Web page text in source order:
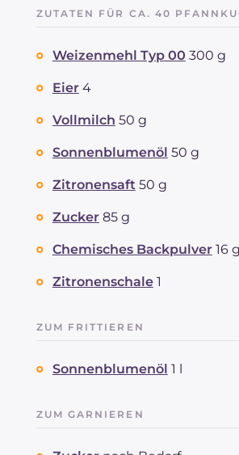
ZUTATEN FÜR CA. 40
Weizenmehl Typ 00 300 g
Eier 4
Vollmilch 50 g
Sonnenblumenöl 50 g
Zitronensaft 50 g
Zucker 85 g
Chemisches Backpulver 16 g
Zitronenschale 1
ZUM FRITTIEREN
Sonnenblumenöl 1 l
ZUM GARNIEREN